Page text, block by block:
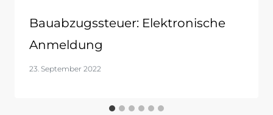
Bauabzugssteuer: Elektronische
Anmeldung
23. September 2022